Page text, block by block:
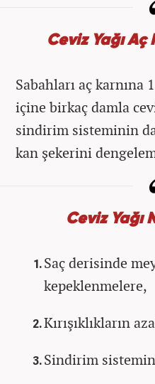
Ceviz Yağı Aç
Sabahları aç karnına
içine birkaç damla
sindirim sisteminin
kan şekerini
Ceviz Yağı
Saç derisinde
kepeklenmelere,
Kırışıklıkların
Sindirim